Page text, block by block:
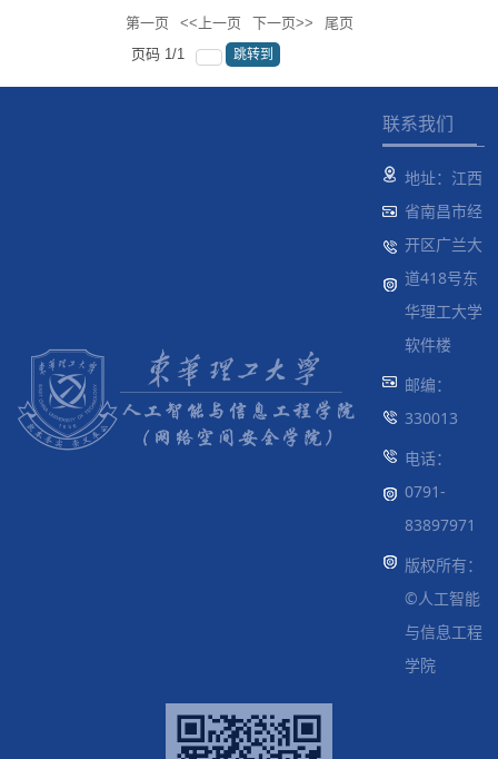
第一页
<<上一页 下一页>>
尾页
页码 1/1 跳转到
联系我们
地址：江西
省南昌市经
开区广兰大
道418号东
华理工大学
软件楼
邮编：
330013
电话：
0791-
83897971
版权所有：
©人工智能
与信息工程
学院